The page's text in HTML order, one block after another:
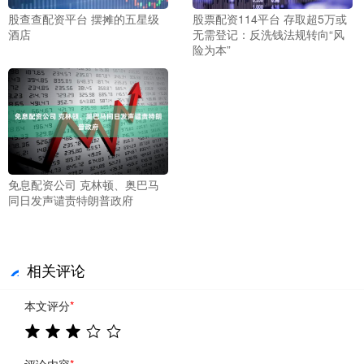
股查查配资平台 摆摊的五星级
酒店
股票配资114平台 存取超5万或
无需登记：反洗钱法规转向“风
险为本”
免息配资公司 克林顿、奥巴马
同日发声谴责特朗普政府
相关评论
本文评分*